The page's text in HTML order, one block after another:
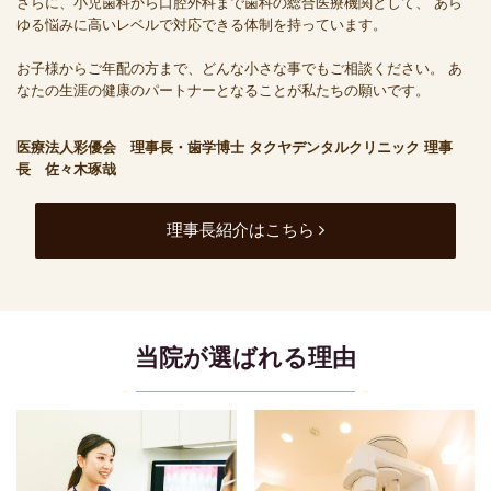
ゆる悩みに高いレベルで対応できる体制を持っています。
お子様からご年配の方まで、どんな小さな事でもご相談ください。
あ
なたの生涯の健康のパートナーとなることが私たちの願いです。
医療法人彩優会 理事長・歯学博士 タクヤデンタルクリニック 理事
長 佐々木琢哉
理事長紹介はこちら
当院が選ばれる理由